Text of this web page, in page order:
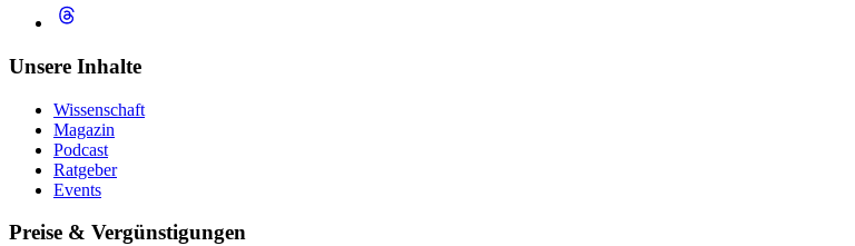
Unsere Inhalte
Wissenschaft
Magazin
Podcast
Ratgeber
Events
Preise & Vergünstigungen